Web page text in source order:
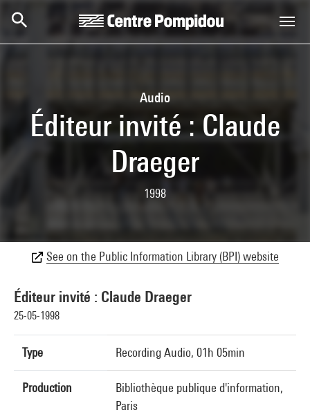
Audio
Éditeur invité : Claude
Draeger
1998
See on the Public Information Library (BPI) website
Éditeur invité : Claude Draeger
25-05-1998
Type Recording Audio, 01h 05min
Production
Bibliothèque publique d'information,
Paris